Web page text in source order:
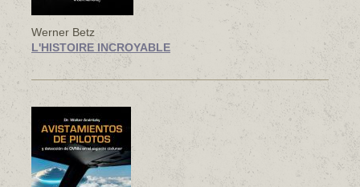
Werner Betz
L'HISTOIRE INCROYABLE